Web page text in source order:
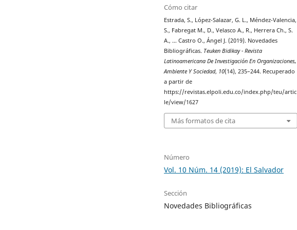
Cómo citar
Estrada, S., López-Salazar, G. L., Méndez-Valencia,
S., Fabregat M., D., Velasco A., R., Herrera Ch., S.
A., … Castro O., Ángel J. (2019). Novedades
Bibliográficas. Teuken Bidikay - Revista
Latinoamericana De Investigación En Organizaciones,
Ambiente Y Sociedad, 10(14), 235–244. Recuperado
a partir de
https://revistas.elpoli.edu.co/index.php/teu/artic
le/view/1627
Más formatos de cita
Número
Vol. 10 Núm. 14 (2019): El Salvador
Sección
Novedades Bibliográficas